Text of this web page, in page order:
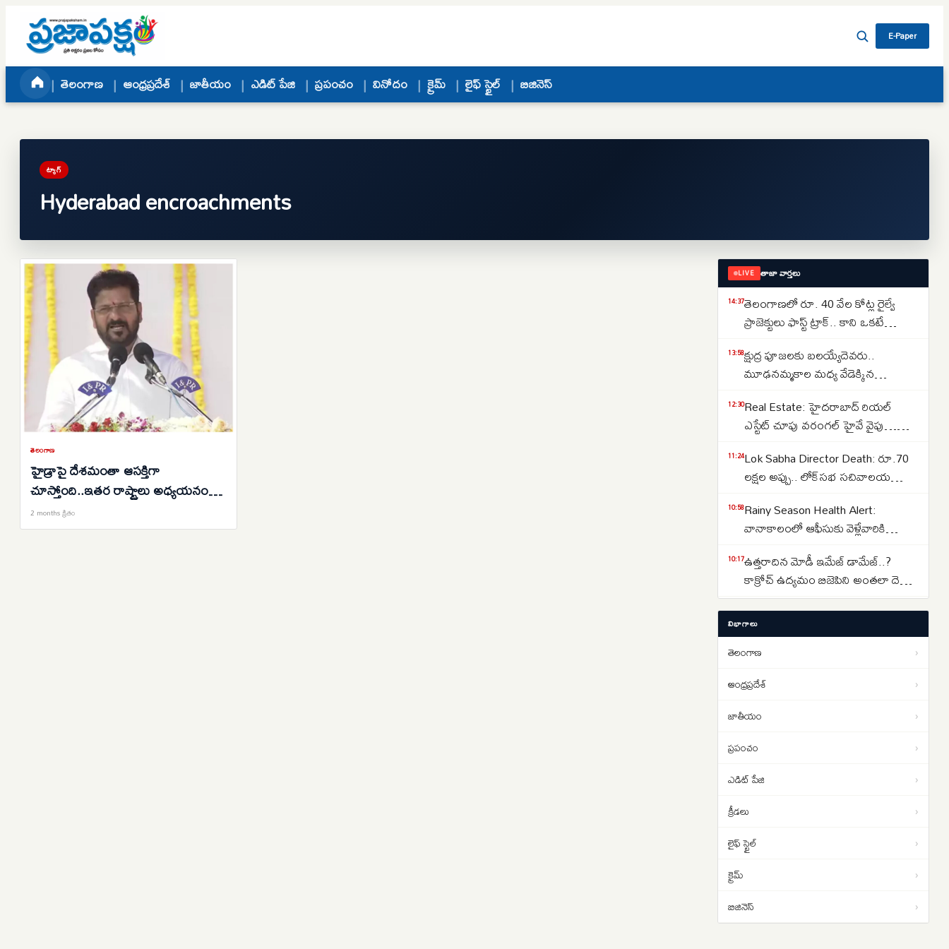
Skip to content
E-Paper
తెలంగాణ ఆంధ్రప్రదేశ్ జాతీయం ఎడిట్ పేజి ప్రపంచం వినోదం క్రైమ్ లైఫ్ స్టైల్ బిజినెస్
ట్యాగ్
Hyderabad encroachments
తెలంగాణ
హైడ్రాపై దేశమంతా ఆసక్తిగా
చూస్తోంది..ఇతర రాష్ట్రాలు అధ్యయనం
చేస్తున్నాయి: సీఎం సీఎం రేవంత్ రెడ్డి
2 months క్రితం
LIVE తాజా వార్తలు
14:37తెలంగాణలో రూ. 40 వేల కోట్ల రైల్వే
ప్రాజెక్టులు ఫాస్ట్ ట్రాక్.. కాని ఒకటే
13:58క్షుద్ర పూజలకు బలయ్యేదెవరు..
మూఢనమ్మకాల మధ్య వేడెక్కిన
12:30Real Estate: హైదరాబాద్ రియల్
ఎస్టేట్ చూపు వరంగల్ హైవే వైపు…
చూస్తున్న మిడిల్ క్లాస్..
11:24Lok Sabha Director Death: రూ.70
లక్షల అప్పు.. లోక్‌సభ సచివాలయ
సూసైడ్ నోట్..
10:58Rainy Season Health Alert:
వానాకాలంలో ఆఫీసుకు వెళ్లేవారికి
జాగ్రత్త..
10:17ఉత్తరాదిన మోడీ ఇమేజ్ డామేజ్..?
కాక్రోచ్ ఉద్యమం బిజెపిని అంతలా దెబ్బ
తీసిందా..?
10:05ప్రత్యేక హోదా ఏపీకి అవసరం లేదా..?
ఆంధ్రను అనాథగా మారుస్తున్న టీడీపీ,
జనసేన, వైసీపీ..
బోరుగడ్డ పోరాటం దీనికి సంకేతం…
సజ్జలను ఇంటికి పంపించడానికి టార్గెట్
విభాగాలు
తెలంగాణ ›
ఆంధ్రప్రదేశ్ ›
జాతీయం ›
ప్రపంచం ›
ఎడిట్ పేజి ›
క్రీడలు ›
లైఫ్ స్టైల్ ›
క్రైమ్ ›
బిజినెస్ ›